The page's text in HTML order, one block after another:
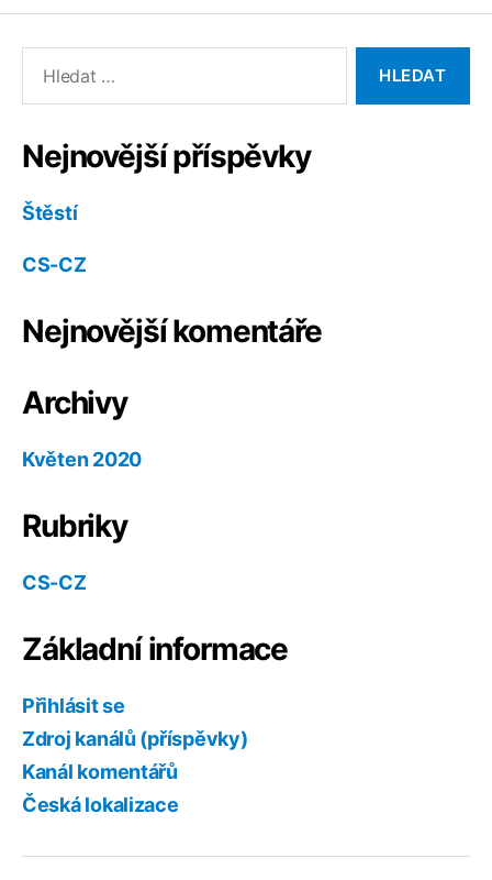
vyhledávání:
Nejnovější příspěvky
Štěstí
CS-CZ
Nejnovější komentáře
Archivy
Květen 2020
Rubriky
CS-CZ
Základní informace
Přihlásit se
Zdroj kanálů (příspěvky)
Kanál komentářů
Česká lokalizace